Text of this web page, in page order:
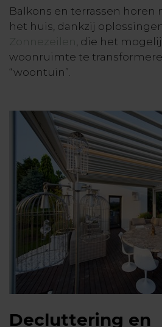
Balkons en terrassen horen
het huis, dankzij
Zonnezeilen
, die het
woonruimte te
“woontuin”.
Decluttering en